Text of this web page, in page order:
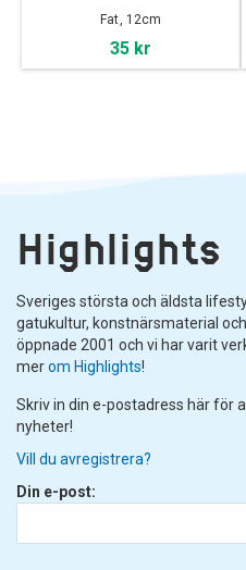
Fat, 12cm
35 kr
Highlights
Sveriges största och äldsta
gatukultur, konstnärsmaterial
öppnade 2001 och vi har varit
merom Highlights!
Skriv in din e-postadress här för
nyheter!
Vill du avregistrera?
Din e-post: